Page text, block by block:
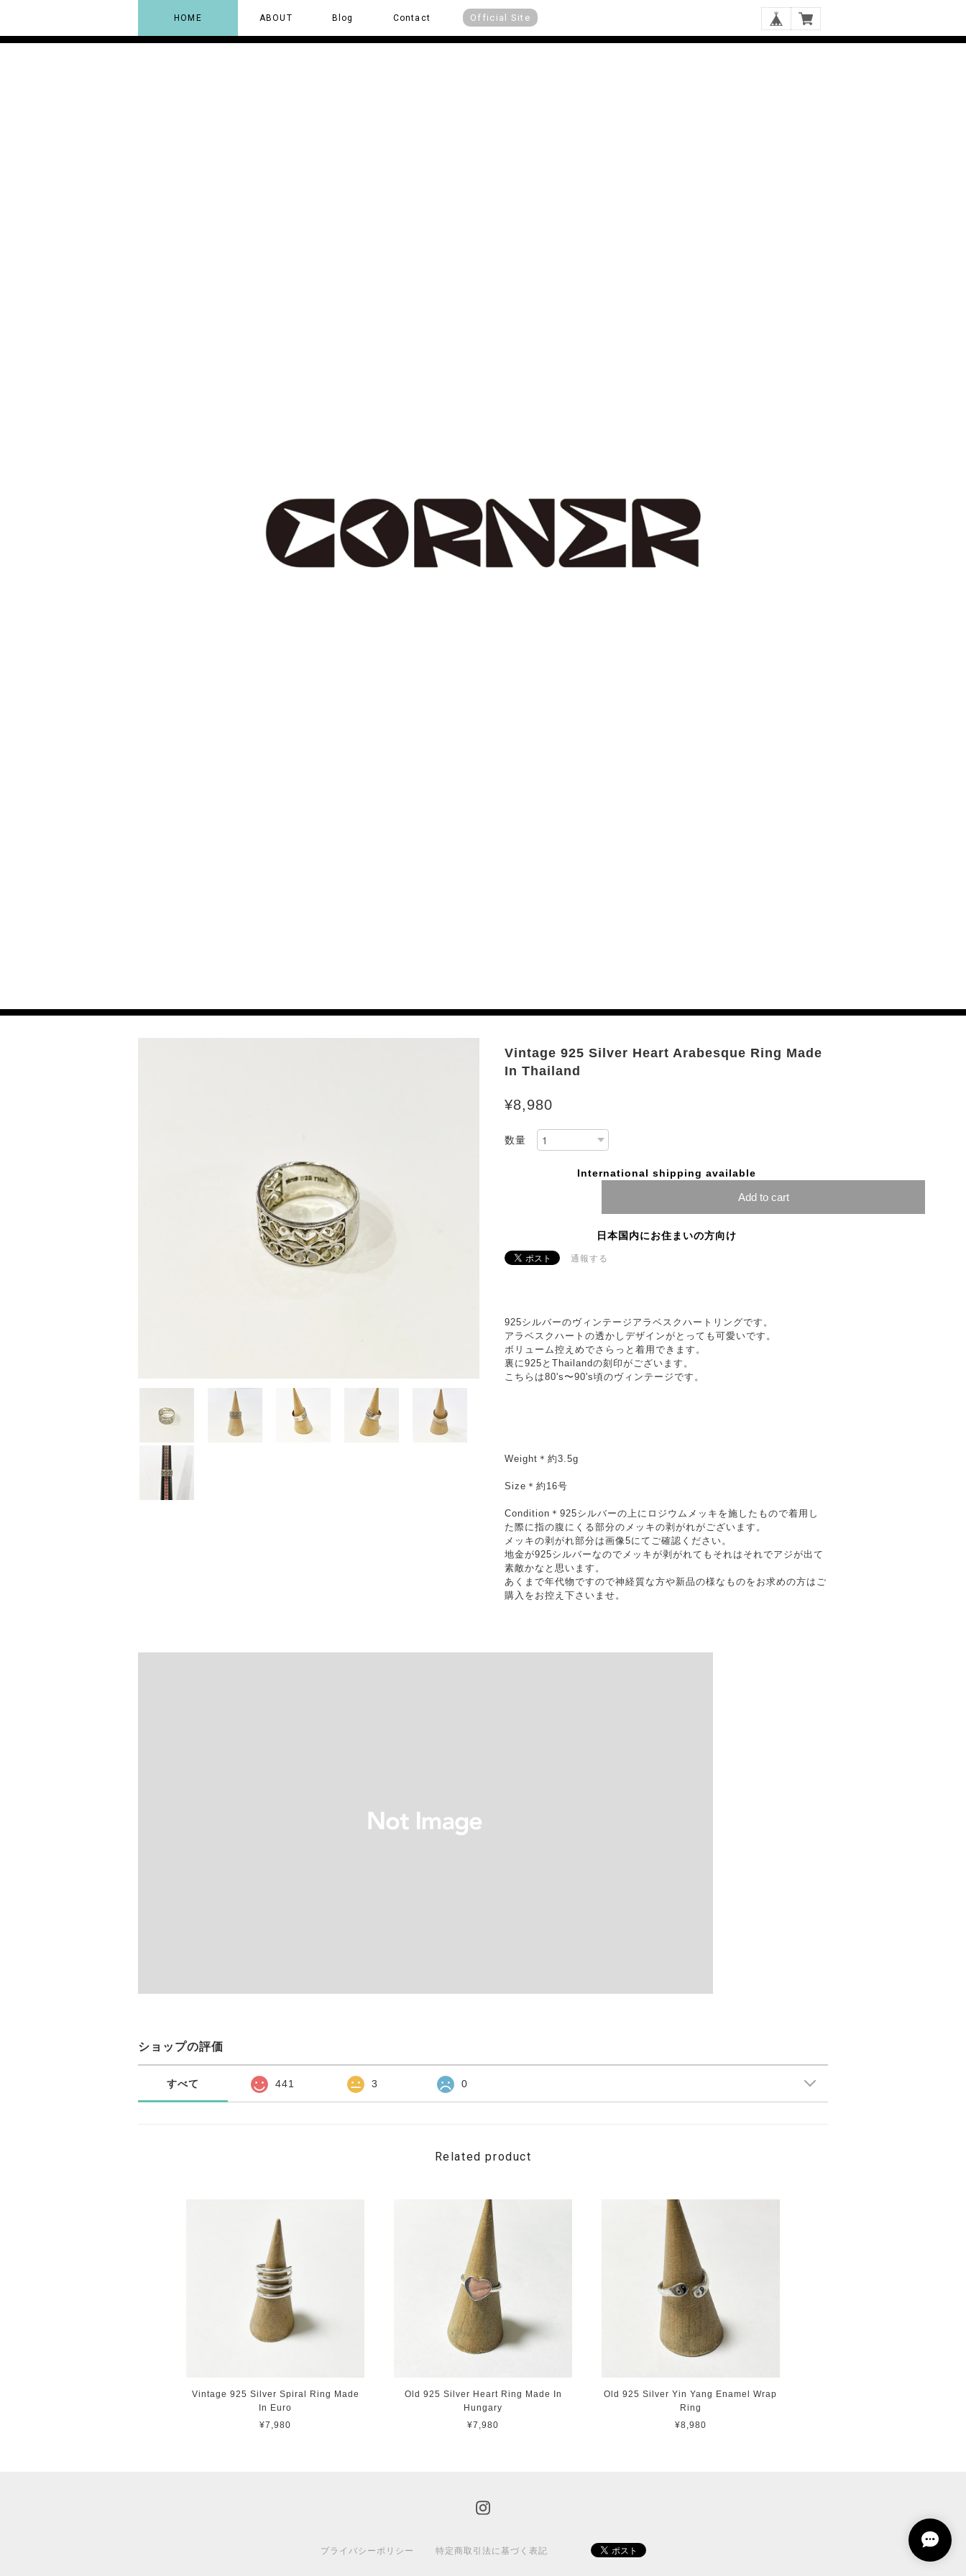
HOME ABOUT Blog Contact Official Site
Vintage 925 Silver Heart Arabesque Ring Made
In Thailand
¥8,980
数量
International shipping available
Add to cart
日本国内にお住まいの方向け
通報する
925シルバーのヴィンテージアラベスクハートリングです。
アラベスクハートの透かしデザインがとっても可愛いです。
ボリューム控えめでさらっと着用できます。
裏に925とThailandの刻印がございます。
こちらは80's〜90's頃のヴィンテージです。
Weight＊約3.5g
Size＊約16号
Condition＊925シルバーの上にロジウムメッキを施したもので着用し
た際に指の腹にくる部分のメッキの剥がれがございます。
メッキの剥がれ部分は画像5にてご確認ください。
地金が925シルバーなのでメッキが剥がれてもそれはそれでアジが出て
素敵かなと思います。
あくまで年代物ですので神経質な方や新品の様なものをお求めの方はご
購入をお控え下さいませ。
ショップの評価
すべて 441 3 0
Related product
Vintage 925 Silver Spiral Ring Made
In Euro
¥7,980
Old 925 Silver Heart Ring Made In
Hungary
¥7,980
Old 925 Silver Yin Yang Enamel Wrap
Ring
¥8,980
プライバシーポリシー 特定商取引法に基づく表記